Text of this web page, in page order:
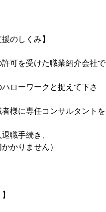
のしくみ】
可を受けた職業紹介会社で
ローワークと捉えて下さ
様に専任コンサルタントを
職手続き、
かりません）